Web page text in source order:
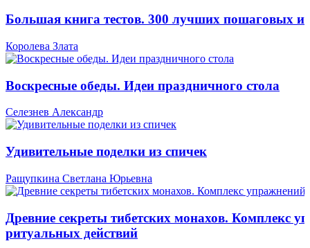
Большая книга тестов. 300 лучших пошаговых и
Королева Злата
Воскресные обеды. Идеи праздничного стола
Селезнев Александр
Удивительные поделки из спичек
Ращупкина Светлана Юрьевна
Древние секреты тибетских монахов. Комплекс
ритуальных действий